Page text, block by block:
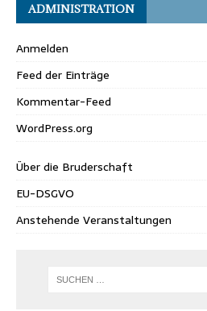
ADMINISTRATION
Anmelden
Feed der Einträge
Kommentar-Feed
WordPress.org
Über die Bruderschaft
EU-DSGVO
Anstehende Veranstaltungen